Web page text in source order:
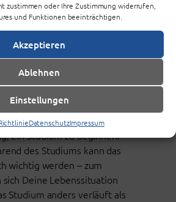
zustimmen oder Ihre Zustimmung widerrufen,
und Funktionen beeinträchtigen.
Akzeptieren
Ablehnen
Einstellungen
DatenschutzImpressum
BAFÖG
ob Du Dir ein Studium
kannst?
ist die
entscheidender Faktor bei
ein Studium zu beginnen.
des Studiums kann das
wichtig werden – zum
Deine Lebenssituation
Studium anders verläuft als